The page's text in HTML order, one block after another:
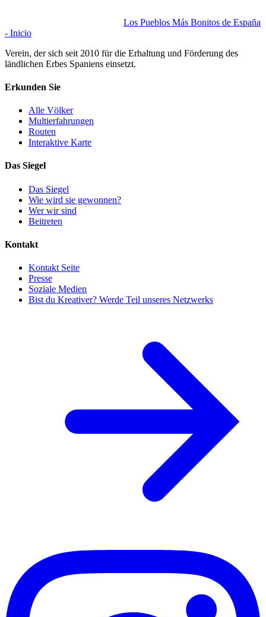
Los Pueblos Más Bonitos de España
- Inicio
Verein, der sich seit 2010 für die Erhaltung und Förderung des
ländlichen Erbes Spaniens einsetzt.
Erkunden Sie
Alle Völker
Multierfahrungen
Routen
Interaktive Karte
Das Siegel
Das Siegel
Wie wird sie gewonnen?
Wer wir sind
Beitreten
Kontakt
Kontakt Seite
Presse
Soziale Medien
Bist du Kreativer? Werde Teil unseres Netzwerks